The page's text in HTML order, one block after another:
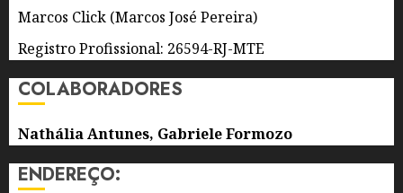
8 DE
AGOSTO
DE 2026
0
Marcos Click (Marcos José Pereira)
Registro Profissional: 26594-RJ-MTE
COLABORADORES
Nathália Antunes, Gabriele Formozo
ENDEREÇO: